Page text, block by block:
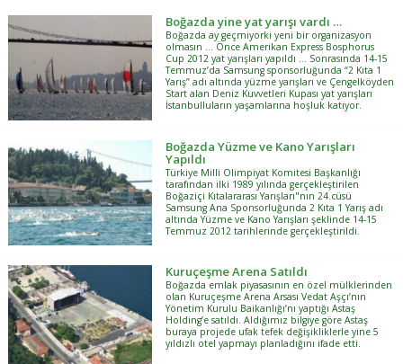
Boğazda yine yat yarışı vardı …
Boğazda ay geçmiyorki yeni bir organizasyon
olmasın … Önce Amerikan Express Bosphorus
Cup 2012 yat yarışları yapıldı … Sonrasında 14-15
Temmuz’da Samsung sponsorluğunda “2 Kıta 1
Yarış” adı altında yüzme yarışları ve Çengelköyden
Start alan Deniz Kuvvetleri Kupası yat yarışları
İstanbulluların yaşamlarına hoşluk katıyor.
Boğazda Yüzme ve Kano Yarışları
Yapıldı
Türkiye Milli Olimpiyat Komitesi Başkanlığı
tarafından ilki 1989 yılında gerçekleştirilen
Boğaziçi Kıtalararası Yarışları"nın 24.cüsü
Samsung Ana Sponsorluğunda 2 Kıta 1 Yarış adı
altında Yüzme ve Kano Yarışları şeklinde 14-15
Temmuz 2012 tarihlerinde gerçekleştirildi.
Kuruçeşme Arena Satıldı
Boğazda emlak piyasasının en özel mülklerinden
olan Kuruçeşme Arena Arsası Vedat Aşçı’nın
Yönetim Kurulu Baikanlığı’nı yaptığı Astaş
Holding’e satıldı. Aldığımız bilgiye göre Astaş
buraya projede ufak tefek değişikliklerle yine 5
yıldızlı otel yapmayı planladığını ifade etti.